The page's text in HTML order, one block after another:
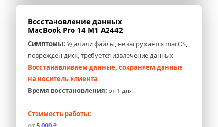
Восстановление данных
MacBook Pro 14 M1 A2442
Симптомы: Удалили файлы, не загружается macOS,
поврежден диск, требуется извлечение данных
Восстанавливаем данные, сохраняем данные
на носитель клиента
Время восстановления: от 1 дня
Стоимость работы: